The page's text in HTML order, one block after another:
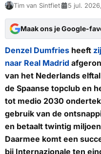
Tim van Sintfiet 5 jul.
Maak ons je Google-
Denzel Dumfries heeft
naar Real Madrid
van het Nederlands
de Spaanse topclub en
tot medio 2030
gebruik van de
en betaalt twintig
Daarmee komt een
bij Internazionale ten